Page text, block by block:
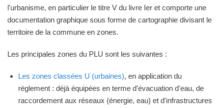
l'urbanisme, en particulier le titre V du livre Ier et comporte une
documentation graphique sous forme de cartographie divisant le
territoire de la commune en zones.
Les principales zones du PLU sont les suivantes :
Les zones classées U (urbaines), en application du
règlement : déjà équipées en terme d'évacuation d'eau, de
raccordement aux réseaux (énergie, eau) et d'infrastructures